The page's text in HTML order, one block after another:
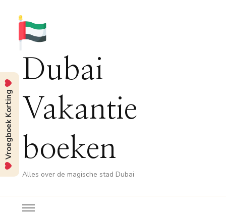
Dubai
Vakantie
boeken
Alles over de magische stad Dubai
Vroegboek Korting